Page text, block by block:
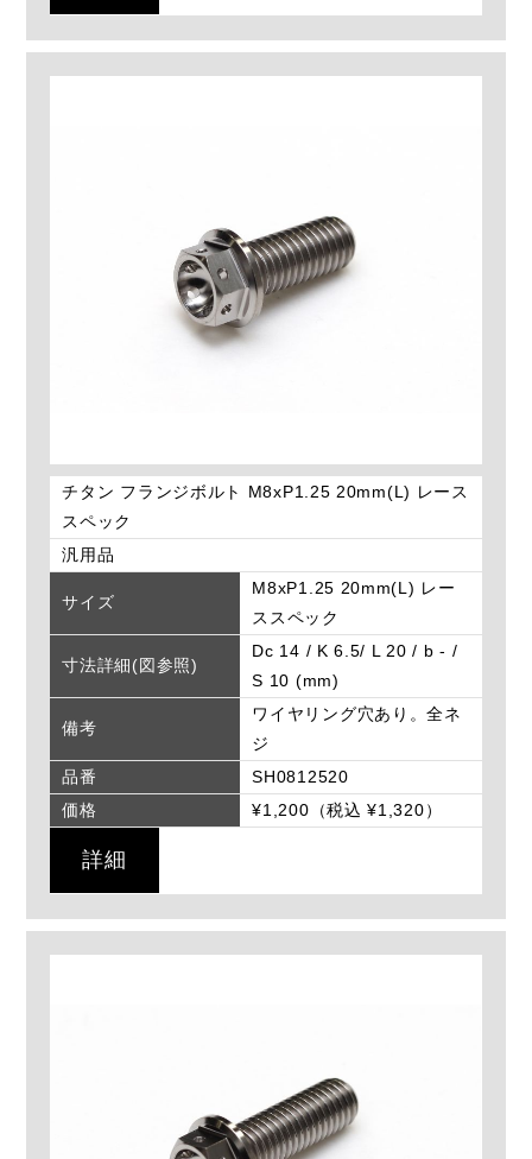
チタン フランジボルト M8xP1.25 20mm(L) レース
スペック
汎用品
サイズ
M8xP1.25 20mm(L) レー
ススペック
寸法詳細(図参照)
Dc 14 / K 6.5/ L 20 / b - /
S 10 (mm)
備考
ワイヤリング穴あり。全ネ
ジ
品番
SH0812520
価格
¥1,200（税込 ¥1,320）
詳細